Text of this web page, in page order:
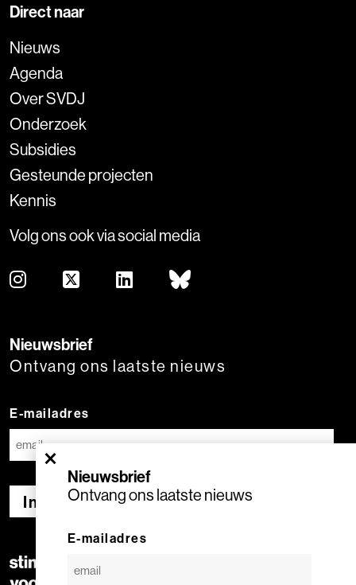
×
Nieuwsbrief
Ontvang ons laatste nieuws
E-mailadres
Direct naar
Nieuws
Agenda
Over SVDJ
Onderzoek
Subsidies
Gesteunde projecten
Kennis
Volg ons ook via social media
Nieuwsbrief
Ontvang ons laatste nieuws
E-mailadres
Inschrijven